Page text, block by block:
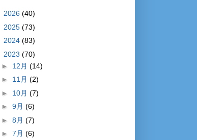
2026 (40)
2025 (73)
2024 (83)
2023 (70)
► 12月 (14)
► 11月 (2)
► 10月 (7)
► 9月 (6)
► 8月 (7)
► 7月 (6)